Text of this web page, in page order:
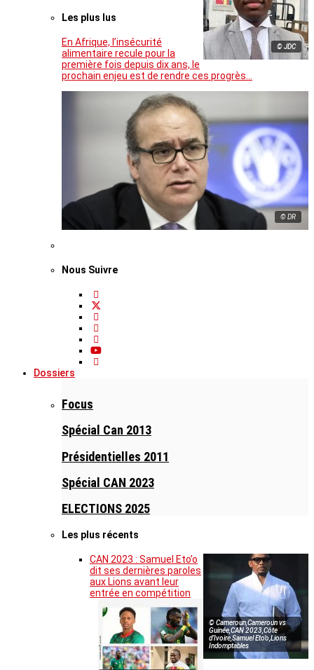
© JDC
Les plus lus
En Afrique, l’insécurité
alimentaire recule pour la
première fois depuis dix ans, le
prochain enjeu est de rendre ces progrès…
© DR
Nous Suivre
Dossiers
Focus
Spécial Can 2013
Présidentielles 2011
Spécial CAN 2023
ELECTIONS 2025
Les plus récents
© Cameroun,Cameroun vs
Guinée,CAN 2023,Côte
d’Ivoire,Samuel Eto’o,Lions
Indomptables
CAN 2023 : Samuel Eto’o
dit ses dernières paroles
aux Lions avant leur
entrée en compétition